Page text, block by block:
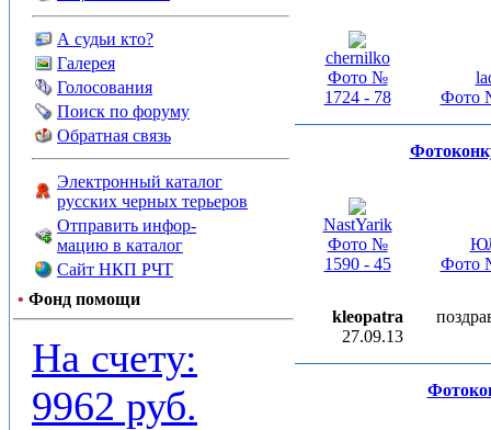
А судьи кто?
Галерея
Голосования
Поиск по форуму
Обратная связь
Электронный каталог
русских черных терьеров
Отправить инфор-
мацию в каталог
Сайт НКП РЧТ
• Фонд помощи
На счету:
9962 руб.
chernilko
Фото №
1724 - 78
Фото
NastYarik
Фото №
1590 - 45
Фото
kleopatra
27.09.13